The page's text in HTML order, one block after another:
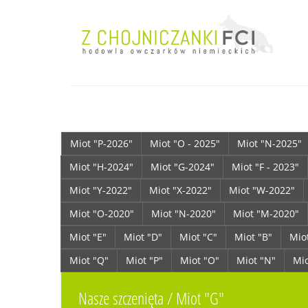
Miot "P-2026" Miot "O - 2025"
Miot "N-2025"
Miot "H-2024"
Miot "G-2024"
Miot "F - 2023"
Miot "Y-2022"
Miot "X-2022"
Miot "W-2022"
Miot "O-2020"
Miot "N-2020"
Miot "M-2020"
Miot "E"
Miot "D" Miot "C" Miot "B"
Miot "Q"
Miot "P" Miot "O" Miot "N"
Nasze szczenięta / Miot "G"